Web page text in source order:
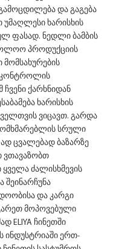
და გაგება
უმაღლესი ხარისხის
ფასად. ნედლი ბამბის
პროდუქციის
კონტროლის
ქარხნიდან
ხარისხის
ვიცავთ. გარდა
სრული
ცვალებად ბაზარზე
ვთავაზობთ
ყველა ძალისხმევის
შეინარჩუნა
და კარგი
მოპოვებული
ELIYA ჩინეთში
ინდუსტრიაში ერთ-